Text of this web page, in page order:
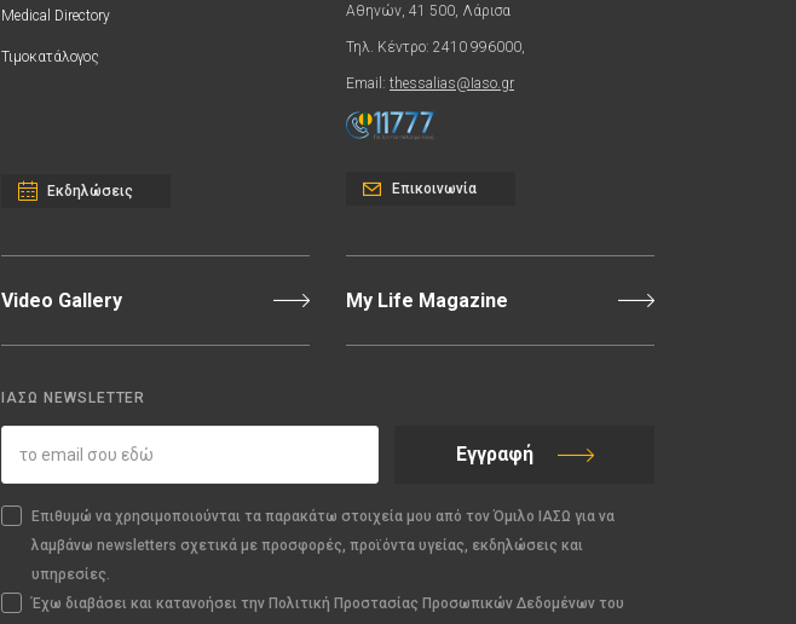
Medical Directory
Τιμοκατάλογος
Εκδηλώσεις
Αθηνών, 41 500, Λάρισα
Τηλ. Κέντρο: 2410 996000,
Email: thessalias@Iaso.gr
Επικοινωνία
Video Gallery My Life Magazine
ΙΑΣΩ NEWSLETTER
Εγγραφή
Επιθυμώ να χρησιμοποιούνται τα παρακάτω στοιχεία μου από τον Όμιλο ΙΑΣΩ για να
λαμβάνω newsletters σχετικά με προσφορές, προϊόντα υγείας, εκδηλώσεις και
υπηρεσίες.
Έχω διαβάσει και κατανοήσει την Πολιτική Προστασίας Προσωπικών Δεδομένων του